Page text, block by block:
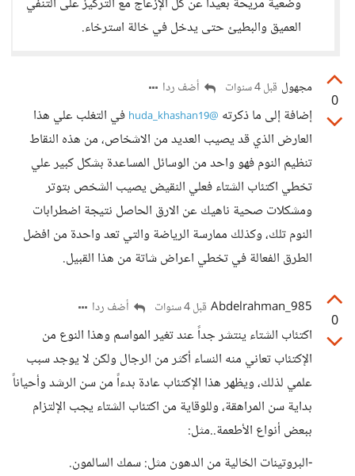
العميق والبطيئ حتى يدخل في خالة استرخاء.
0
مجهول قبل 4 سنوات أضف ردا
إضافة إلى ما ذكرته @huda_khashan19
في التغلب علي هذا
العارض الذي قد يصيب العديد من الاشخاص، من هذه النقاط
تنظيم النوم فهو واحد من الوسائل المساعدة بشكل كبير علي
تخطي اكتئاب الشتاء فعلي النقيض يصيب الشخص بتوتر
ومشكلات صحية ناهيك عن الارق الحاصل نتيجة اضطرابات
النوم تلك، وكذلك ممارسة الرياضة والتي تعد واحدة من افضل
الطرق الفعالة في تخطي اعراض شاتة من هذا القبيل.
0
Abdelrahman_985 قبل 4 سنوات أضف ردا
اكتئاب الشتاء ينتشر جداً عند تغير المواسم وهذا النوع من
الإكتئاب تعاني منه النساء أكثر من الرجال ولكن لا يوجد سبب
علمي لذلك، ويظهر هذا الإكتئاب عادة بدءاً من سن الرشد وأحياناً
بداية سن المراهقة، وللوقاية من اكتئاب الشتاء يجب الإلتزام
ببعض أنواع الأطعمة..مثل:
-البروتينات الخالية من الدهون مثل: سمك السالمون.